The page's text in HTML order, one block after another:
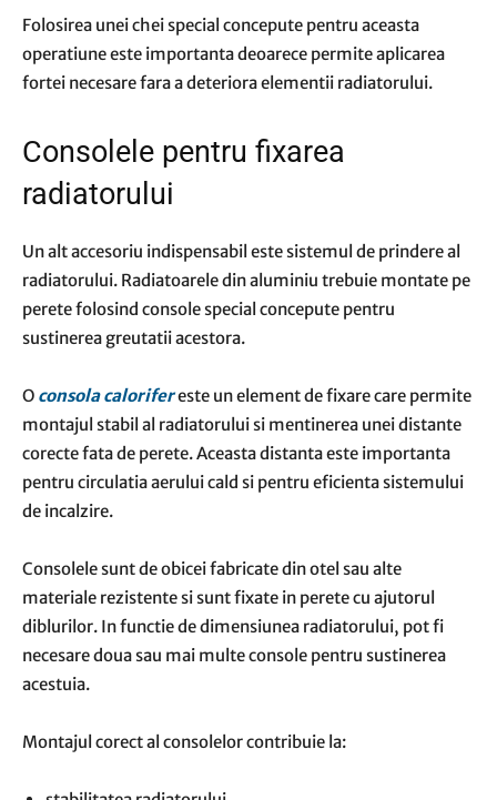
Folosirea unei chei special concepute pentru aceasta
operatiune este importanta deoarece permite aplicarea
fortei necesare fara a deteriora elementii radiatorului.
Consolele pentru fixarea
radiatorului
Un alt accesoriu indispensabil este sistemul de prindere al
radiatorului. Radiatoarele din aluminiu trebuie montate pe
perete folosind console special concepute pentru
sustinerea greutatii acestora.
O consola calorifereste un element de fixare care permite
montajul stabil al radiatorului si mentinerea unei distante
corecte fata de perete. Aceasta distanta este importanta
pentru circulatia aerului cald si pentru eficienta sistemului
de incalzire.
Consolele sunt de obicei fabricate din otel sau alte
materiale rezistente si sunt fixate in perete cu ajutorul
diblurilor. In functie de dimensiunea radiatorului, pot fi
necesare doua sau mai multe console pentru sustinerea
acestuia.
Montajul corect al consolelor contribuie la: